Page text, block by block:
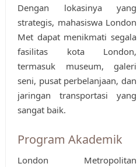
Dengan lokasinya yang
strategis, mahasiswa London
Met dapat menikmati segala
fasilitas kota London,
termasuk museum, galeri
seni, pusat perbelanjaan, dan
jaringan transportasi yang
sangat baik.
Program Akademik
London Metropolitan